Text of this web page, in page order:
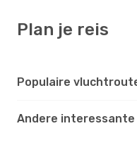
Plan je reis
Populaire
Andere